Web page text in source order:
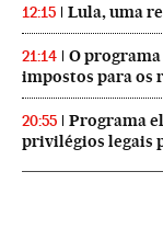
12:15 Lula, uma
21:14
O
impostos para os
20:55
Programa
privilégios legais